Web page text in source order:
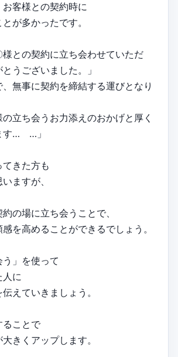
客様との契約時に
が多かったです。
様との契約に立ち会わせていただ
うございました。」
、無事に契約を締結する運びとなり
の立ち会うお力添えのおかげと厚く
す… …」
きた方も
ますが、
の場に立ち会うことで、
を高めることができるでしょう。
」を使って
に
えていきましょう。
ることで
きくアップします。